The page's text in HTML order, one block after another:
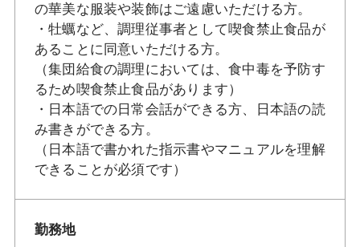
の華美な服装や装飾はご遠慮いただける方。
・牡蠣など、調理従事者として喫食禁止食品が
あることに同意いただける方。
（集団給食の調理においては、食中毒を予防す
るため喫食禁止食品があります）
・日本語での日常会話ができる方、日本語の読
み書きができる方。
（日本語で書かれた指示書やマニュアルを理解
できることが必須です）
勤務地